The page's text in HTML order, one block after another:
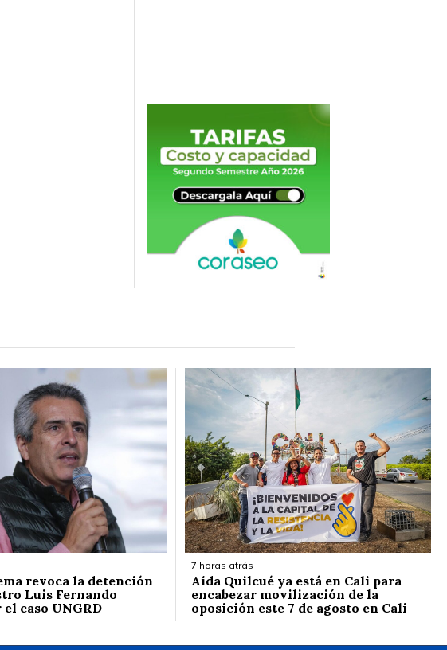
revoca la detención
Luis Fernando
caso UNGRD
7 horas atrás
Aída Quilcué ya está en Cali para
encabezar movilización de la
oposición este 7 de agosto en Cali